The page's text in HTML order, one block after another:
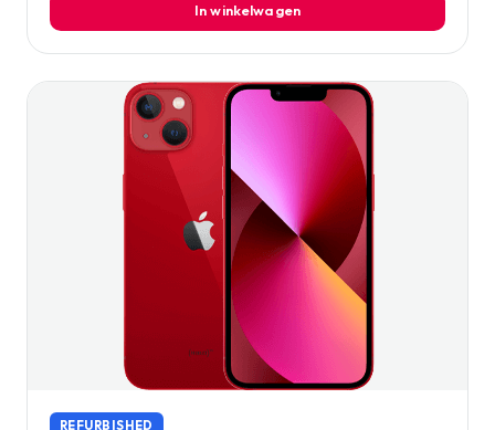
In winkelwagen
REFURBISHED